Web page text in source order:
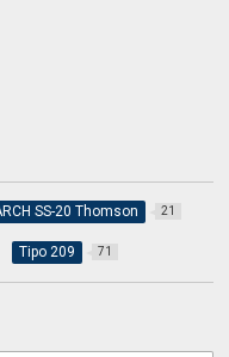
SS-20 Thomson 21
Tipo 209 71